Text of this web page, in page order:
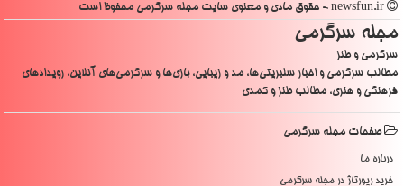
مجله سرگرمی
سرگرمی و طنز
مطالب سرگرمی و اخبار سلبریتی‌ها، مد و زیبایی، بازی‌ها و سرگرمی‌های آنلاین، رویدادهای
فرهنگی و هنری، مطالب طنز و کمدی
صفحات مجله سرگرمی
درباره ما
خرید رپورتاژ در مجله سرگرمی